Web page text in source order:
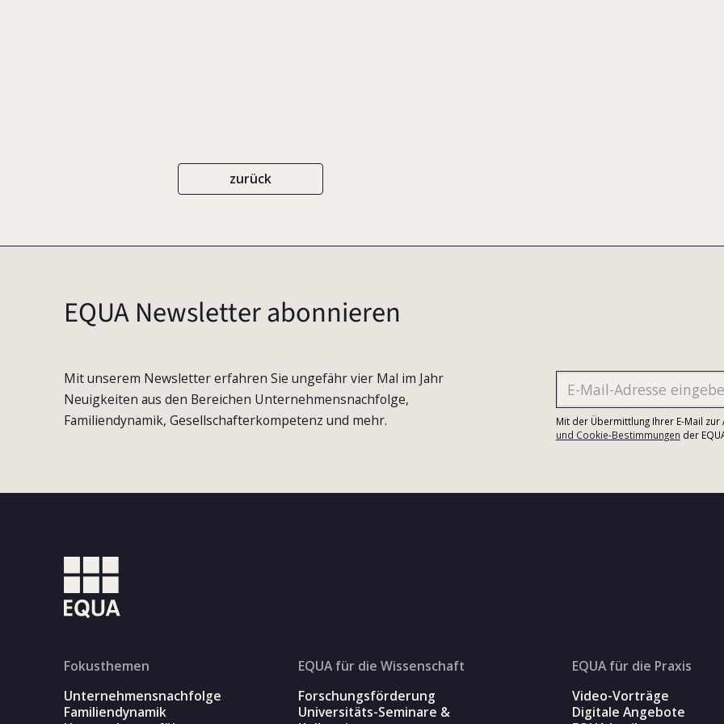
zurück
EQUA Newsletter abonnieren
Mit unserem Newsletter erfahren Sie ungefähr vier Mal im Jahr
Neuigkeiten aus den Bereichen Unternehmensnachfolge,
Familiendynamik, Gesellschafterkompetenz und mehr.
Mit der Übermittlung Ihrer E-Mail
und Cookie-Bestimmungen der
Fokusthemen
Unternehmensnachfolge
Familiendynamik
EQUA für die Wissenschaft
Forschungsförderung
Universitäts-Seminare &
EQUA für die Praxis
Video-Vorträge
Digitale Angebote